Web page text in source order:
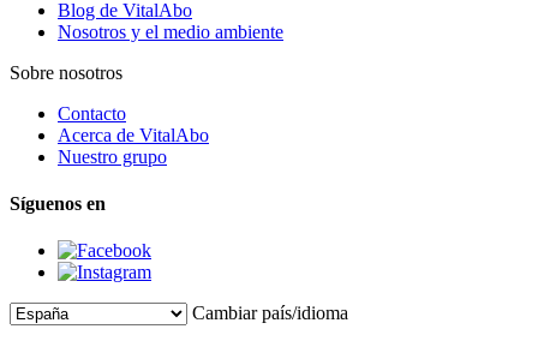
Blog de VitalAbo
Nosotros y el medio ambiente
Sobre nosotros
Contacto
Acerca de VitalAbo
Nuestro grupo
Síguenos en
Cambiar país/idioma